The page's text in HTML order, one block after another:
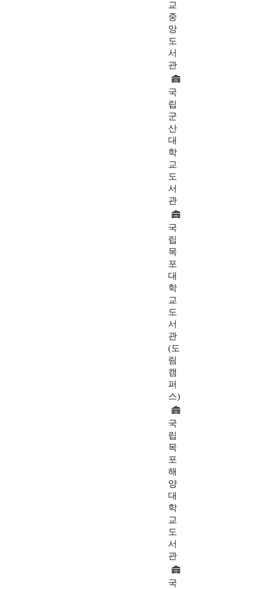
교
중
앙
도
서
관
국
립
군
산
대
학
교
도
서
관
국
립
목
포
대
학
교
도
서
관
(도
림
캠
퍼
스)
국
립
목
포
해
양
대
학
교
도
서
관
국